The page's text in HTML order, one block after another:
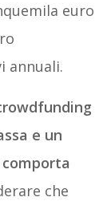
euro
annuali.
e un
che